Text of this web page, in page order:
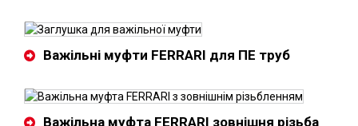
Важільні муфти FERRARI для ПЕ труб
Важільна муфта FERRARI зовнішня різьба